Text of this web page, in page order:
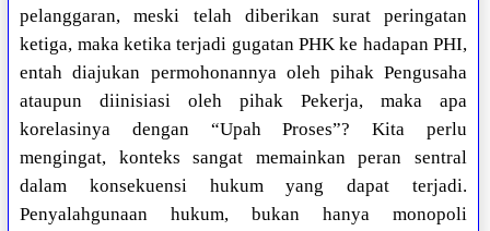
pelanggaran, meski telah diberikan surat peringatan
ketiga, maka ketika terjadi gugatan PHK ke hadapan PHI,
entah diajukan permohonannya oleh pihak Pengusaha
ataupun diinisiasi oleh pihak Pekerja, maka apa
korelasinya dengan “Upah Proses”? Kita perlu
mengingat, konteks sangat memainkan peran sentral
dalam konsekuensi hukum yang dapat terjadi.
Penyalahgunaan hukum, bukan hanya monopoli